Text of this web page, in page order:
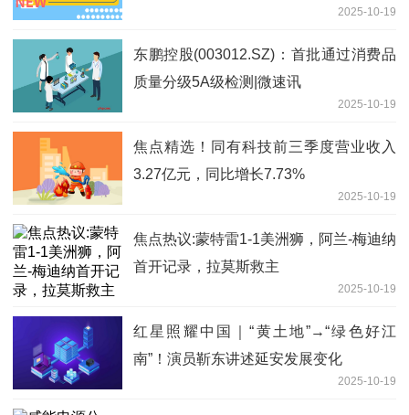
2025-10-19
东鹏控股(003012.SZ)：首批通过消费品
质量分级5A级检测|微速讯
2025-10-19
焦点精选！同有科技前三季度营业收入
3.27亿元，同比增长7.73%
2025-10-19
焦点热议:蒙特雷1-1美洲狮，阿兰-梅迪纳
首开记录，拉莫斯救主
2025-10-19
红星照耀中国｜“黄土地”→“绿色好江
南”！演员靳东讲述延安发展变化
2025-10-19